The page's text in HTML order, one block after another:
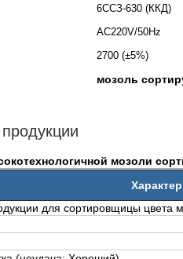
6ССЗ-630 (ККД)
AC220V/50Hz
2700 (±5%)
мозоль
мозоли
для сортировщицы цвета